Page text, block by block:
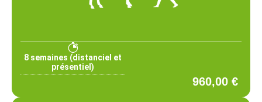
8 semaines (distanciel et
présentiel)
960,00 €